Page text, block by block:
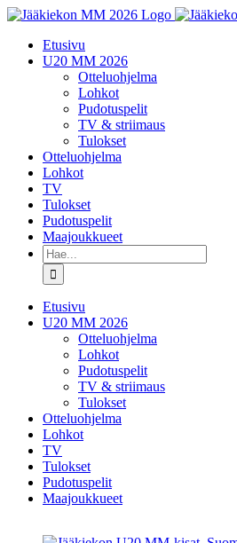
Skip
contentEtusivu
U20 MM 2026
Otteluohjelma
Lohkot
Pudotuspelit
TV & striimaus
Tulokset
Otteluohjelma
Lohkot
TV
Tulokset
Pudotuspelit
Maajoukkueet
Etsi
...
Etusivu
U20 MM 2026
Otteluohjelma
Lohkot
Pudotuspelit
TV & striimaus
Tulokset
Otteluohjelma
Lohkot
TV
Tulokset
Pudotuspelit
Maajoukkueet